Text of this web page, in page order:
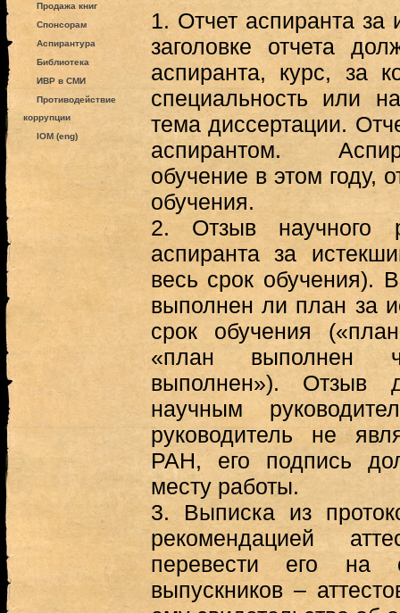
Продажа книг
Спонсорам
Аспирантура
Библиотека
ИВР в СМИ
Противодействие
коррупции
IOM (eng)
1. Отчет аспиранта за
заголовке отчета
аспиранта, курс, за
специальность или
тема диссертации.
аспирантом.
обучение в этом году,
обучения.
2.
Отзыв научного
аспиранта за
весь срок обучения).
выполнен ли план за
срок обучения
«план выполнен
выполнен»). Отзыв
научным
руководитель не
РАН, его подпись
месту работы.
3.
Выписка из
рекомендацией
перевести его на
выпускников –